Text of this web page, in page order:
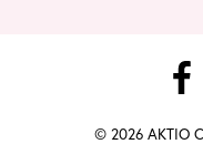
© 2026 AKTIO